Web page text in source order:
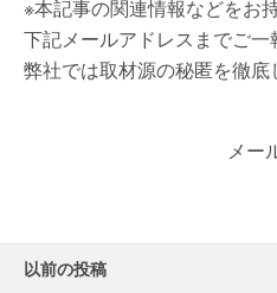
※本記事の関連情報などをお
下記メールアドレスまでご一
弊社では取材源の秘匿を徹底
メー
以前の投稿